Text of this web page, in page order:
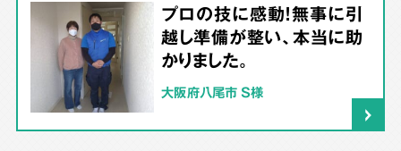
プロの技に感動！無事に引
越し準備が整い、本当に助
かりました。
大阪府八尾市 S様